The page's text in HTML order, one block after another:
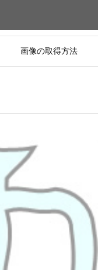
画像の取得方法